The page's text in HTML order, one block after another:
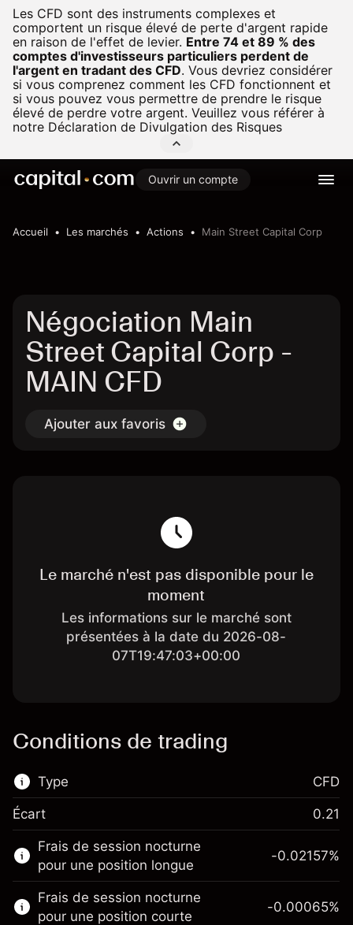
Les CFD sont des instruments complexes et
comportent un risque élevé de perte d'argent rapide
en raison de l'effet de levier. Entre 74 et 89 % des
comptes d'investisseurs particuliers perdent de
l'argent en tradant des CFD. Vous devriez considérer
si vous comprenez comment les CFD fonctionnent et
si vous pouvez vous permettre de prendre le risque
élevé de perdre votre argent. Veuillez vous référer à
notre Déclaration de Divulgation des Risques
Ouvrir un compte
Accueil Les marchés Actions Main Street Capital Corp
Négociation Main
Street Capital Corp -
MAIN CFD
Ajouter aux favoris
Le marché n'est pas disponible pour le
moment
Les informations sur le marché sont
présentées à la date du 2026-08-
07T19:47:03+00:00
Conditions de trading
Type
Ce marché financier est disponible pour le
trading de CFD.
En savoir plus sur :
CFD
CFD
Écart 0.21
Frais de session nocturne
pour une position longue
-0.02157%
Frais de session nocturne
pour une position courte
-0.00065%